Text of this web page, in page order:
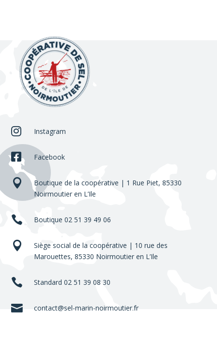
 Instagram
 Facebook
 Boutique de la coopérative | 1 Rue Piet, 85330
Noirmoutier en L’Ile
 Boutique 02 51 39 49 06

Siège social de la coopérative | 10 rue des
Marouettes, 85330 Noirmoutier en L’Ile
 Standard 02 51 39 08 30
 contact@sel-marin-noirmoutier.fr